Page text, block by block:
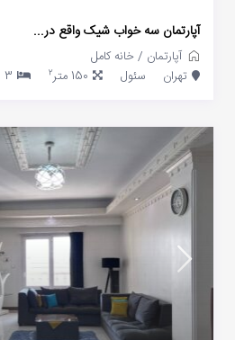
آپارتمان سه خواب شیک واقع در...
آپارتمان /خانه کامل
تهران
سئول 150 متر 2
3